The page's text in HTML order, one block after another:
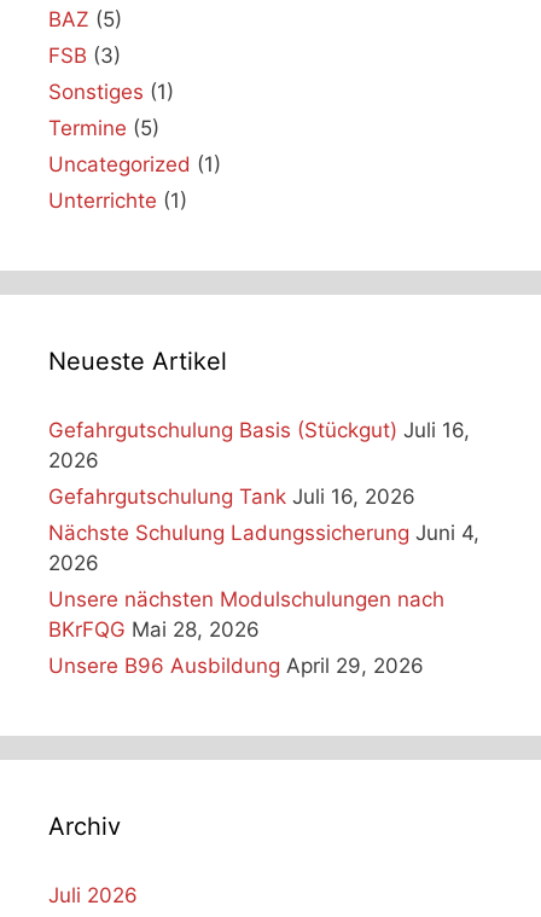
BAZ (5)
FSB (3)
Sonstiges (1)
Termine (5)
Uncategorized (1)
Unterrichte (1)
Neueste Artikel
Gefahrgutschulung Basis (Stückgut) Juli 16,
2026
Gefahrgutschulung Tank Juli 16, 2026
Nächste Schulung Ladungssicherung Juni 4,
2026
Unsere nächsten Modulschulungen nach
BKrFQG Mai 28, 2026
Unsere B96 Ausbildung April 29, 2026
Archiv
Juli 2026